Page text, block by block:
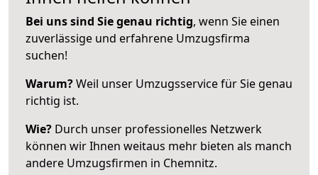
Bei uns sind Sie genau richtig, wenn Sie einen
zuverlässige und erfahrene Umzugsfirma
suchen!
Warum?Weil unser Umzugsservice für Sie genau
richtig ist.
Wie? Durch unser professionelles Netzwerk
können wir Ihnen weitaus mehr bieten als manch
andere Umzugsfirmen in Chemnitz.